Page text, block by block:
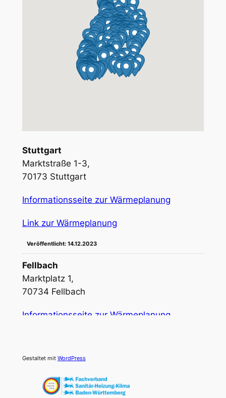
Stuttgart
Marktstraße 1-3,
70173 Stuttgart
Informationsseite zur Wärmeplanung
Link zur Wärmeplanung
Veröffentlicht: 14.12.2023
Fellbach
Marktplatz 1,
70734 Fellbach
Informationsseite zur Wärmeplanung
Veröffentlicht: 10.11.2023
Ostfildern
Gerhard-Koch-Straße 1,
Gestaltet mit WordPress